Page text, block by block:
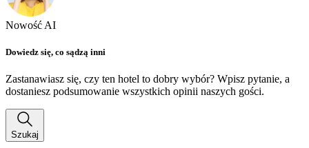
Nowość AI
Dowiedz się, co sądzą inni
Zastanawiasz się, czy ten hotel to dobry wybór? Wpisz pytanie, a
dostaniesz podsumowanie wszystkich opinii naszych gości.
Szukaj